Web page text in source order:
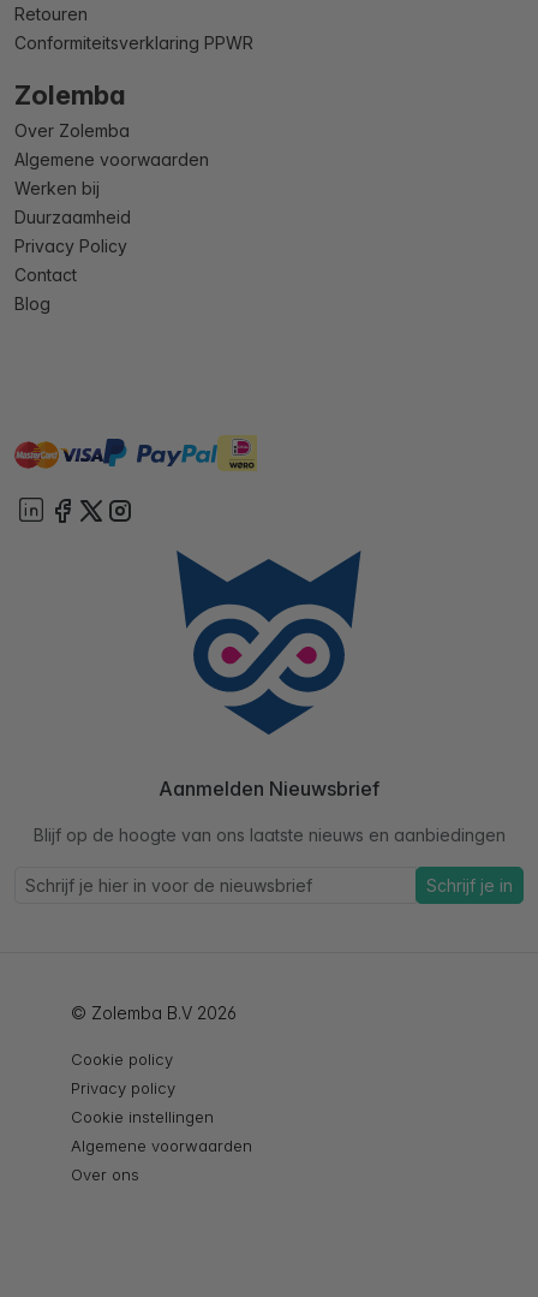
Retouren
Conformiteitsverklaring PPWR
Zolemba
Over Zolemba
Algemene voorwaarden
Werken bij
Duurzaamheid
Privacy Policy
Contact
Blog
mastervisa paypal ideal
Aanmelden Nieuwsbrief
Blijf op de hoogte van ons laatste nieuws en aanbiedingen
Schrijf je in
© Zolemba B.V 2026
Cookie policy
Privacy policy
Cookie instellingen
Algemene voorwaarden
Over ons